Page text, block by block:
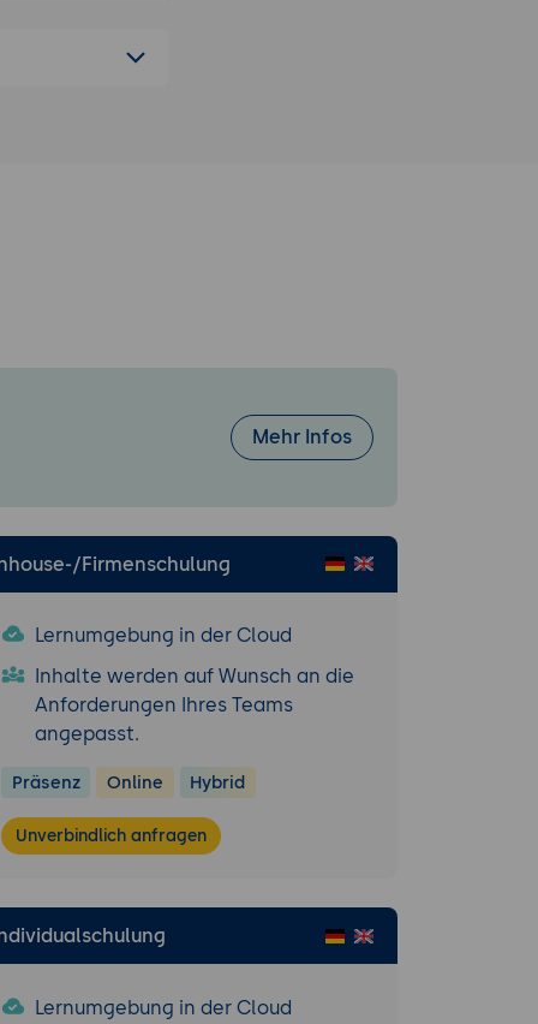
stimmt.
in Modell C.
ist.
einfließen
GEO
Mehr Infos
Firmenschulung
Lernumgebung in der Cloud
Inhalte werden auf Wunsch an die
Anforderungen Ihres Teams
angepasst.
Präsenz Online Hybrid
Unverbindlich anfragen
Lernumgebung in der Cloud